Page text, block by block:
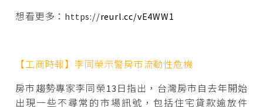
想看更多：https://reurl.cc/vE4WW1
【工商時報】李同榮示警房市流動性危機
房市趨勢專家李同榮13日指出，台灣房市自去年開始
出現一些不尋常的市場訊號，包括住宅貸款逾放件